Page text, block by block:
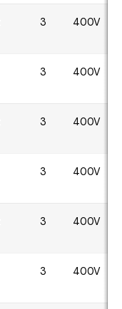
3 400V
3 400V
3 400V
3 400V
3 400V
3 400V